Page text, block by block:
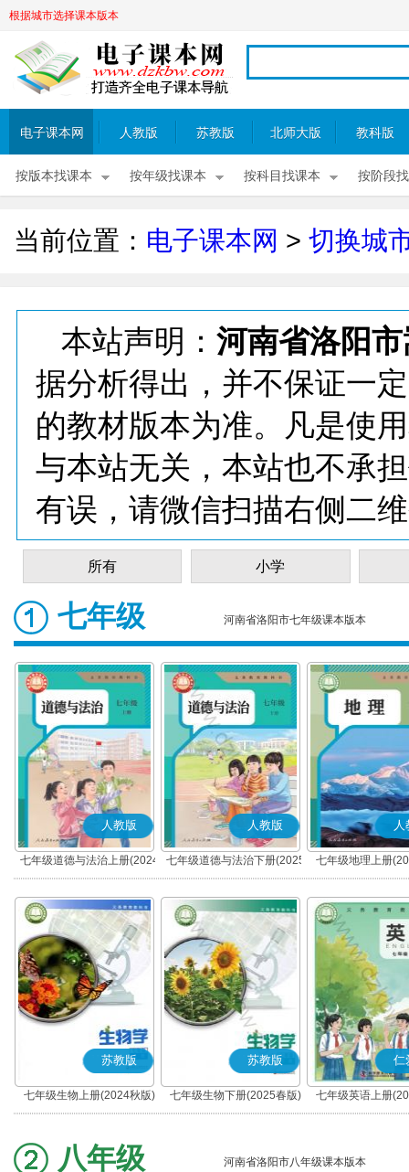
根据城市选择课本版本
电子课本网 人教版 苏教版 北师大版 教科版
按版本找课本 按年级找课本 按科目找课本 按阶段
当前位置： 电子课本网 > 切换城
本站声明： 河南省洛阳
据分析得出，并不保证一
的教材版本为准。凡是使
与本站无关，本站也不承
有误，请微信扫描右侧二
所有 小学
七年级 河南省洛阳市七年级课本版本
人教版
七年级道德与法治上册(2024
秋版)(部编版)
人教版
七年级道德与法治下册(2025
春版)(部编版)
人
七年级地理上册
苏教版
七年级生物上册(2024秋版)
苏教版
七年级生物下册(2025春版)
仁
七年级英语上册
(科普版)
八年级 河南省洛阳市八年级课本版本